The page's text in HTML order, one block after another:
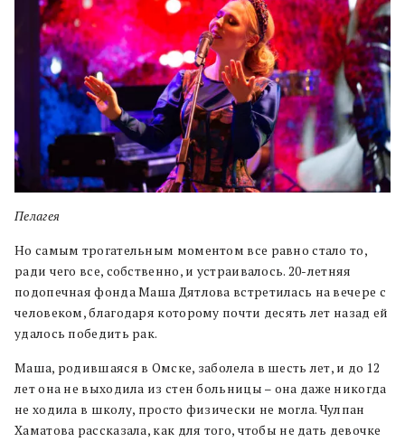
Пелагея
Но самым трогательным моментом все равно стало то,
ради чего все, собственно, и устраивалось. 20-летняя
подопечная фонда Маша Дятлова встретилась на вечере с
человеком, благодаря которому почти десять лет назад ей
удалось победить рак.
Маша, родившаяся в Омске, заболела в шесть лет, и до 12
лет она не выходила из стен больницы – она даже никогда
не ходила в школу, просто физически не могла. Чулпан
Хаматова рассказала, как для того, чтобы не дать девочке